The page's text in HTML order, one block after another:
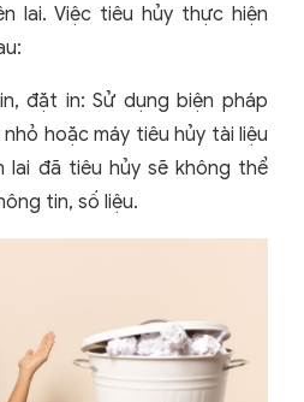
lai. Việc tiêu hủy thực hiện
đặt in: Sử dụng biện pháp
hoặc máy tiêu hủy tài liệu
lai đã tiêu hủy sẽ không thể
tin, số liệu.